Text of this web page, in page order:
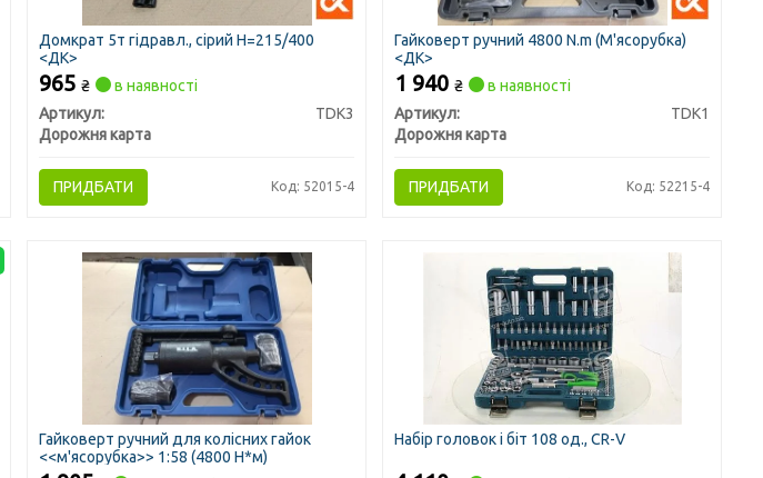
Домкрат 5т гідравл., сірий H=215/400
<ДК>
965₴
в наявності
Артикул:
TDK3
Дорожня карта
ПРИДБАТИ Код: 52015-4
Гайковерт ручний 4800 N.m (М'ясорубка)
<ДК>
1 940₴
в наявності
Артикул:
TDK1
Дорожня карта
ПРИДБАТИ Код: 52215-4
Гайковерт ручний для колісних гайок
<<м'ясорубка>> 1:58 (4800 Н*м)
Набір головок і біт 108 од., CR-V